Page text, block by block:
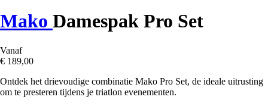
Mako Damespak Pro Set
Vanaf
€ 189,00
Ontdek het drievoudige combinatie Mako Pro Set, de ideale uitrusting
om te presteren tijdens je triatlon evenementen.